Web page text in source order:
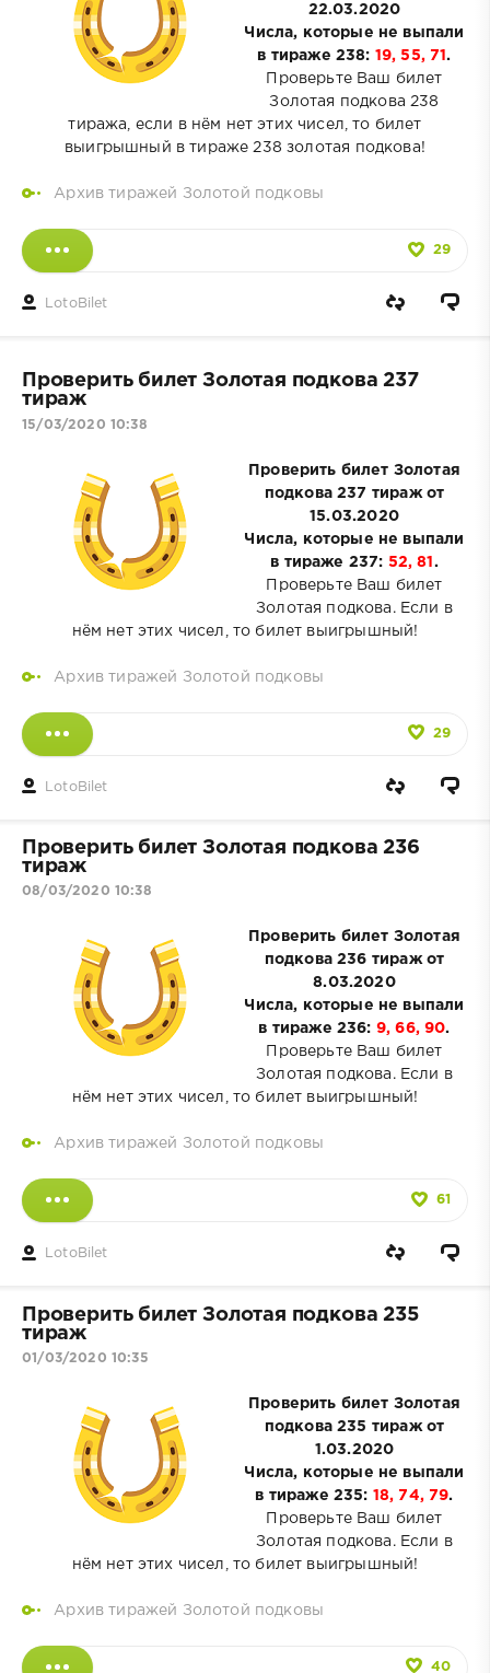
22.03.2020
Числа, которые не выпали
в тираже 238: 19, 55, 71.
Проверьте Ваш билет
Золотая подкова 238
тиража, если в нём нет этих чисел, то билет
выигрышный в тираже 238 золотая подкова!
Архив тиражей Золотой подковы
29
LotoBilet
Проверить билет Золотая подкова 237
тираж
15/03/2020 10:38
Проверить билет Золотая
подкова 237 тираж от
15.03.2020
Числа, которые не выпали
в тираже 237: 52, 81 .
Проверьте Ваш билет
Золотая подкова. Если в
нём нет этих чисел, то билет выигрышный!
Архив тиражей Золотой подковы
29
LotoBilet
Проверить билет Золотая подкова 236
тираж
08/03/2020 10:38
Проверить билет Золотая
подкова 236 тираж от
8.03.2020
Числа, которые не выпали
в тираже 236: 9, 66, 90.
Проверьте Ваш билет
Золотая подкова. Если в
нём нет этих чисел, то билет выигрышный!
Архив тиражей Золотой подковы
61
LotoBilet
Проверить билет Золотая подкова 235
тираж
01/03/2020 10:35
Проверить билет Золотая
подкова 235 тираж от
1.03.2020
Числа, которые не выпали
в тираже 235: 18, 74, 79.
Проверьте Ваш билет
Золотая подкова. Если в
нём нет этих чисел, то билет выигрышный!
Архив тиражей Золотой подковы
40